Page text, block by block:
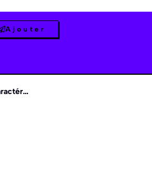
Ajouter
Iconique